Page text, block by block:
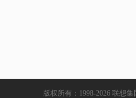
版权所有：1998-2026 联想集